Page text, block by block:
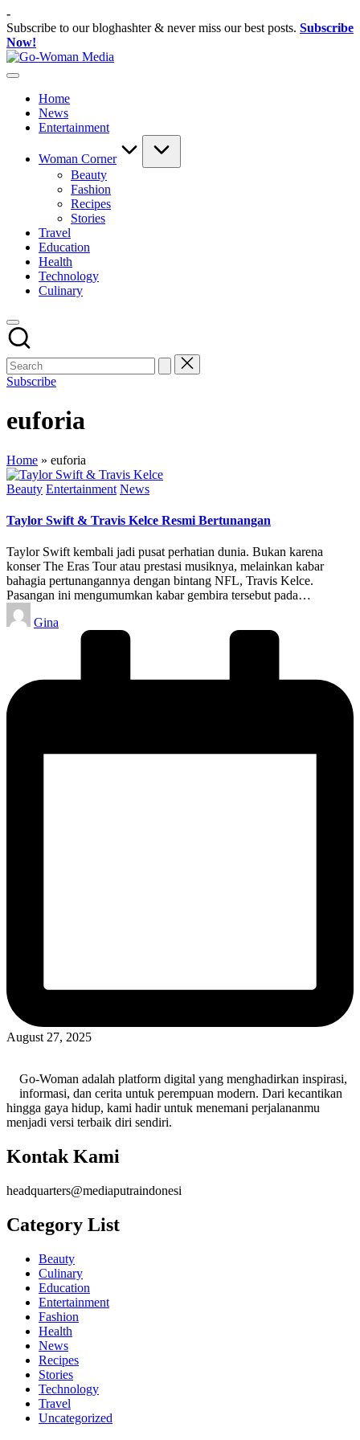
Skip
to
content
-
Subscribe to our bloghashter & never miss our best posts. Subscribe
Now!
Portal
Untuk
Wanita
Indonesia
Home
News
Entertainment
Woman Corner
Beauty
Fashion
Recipes
Stories
Travel
Education
Health
Technology
Culinary
Subscribe
euforia
Home » euforia
Posted
Beauty Entertainment News
Taylor Swift & Travis Kelce Resmi Bertunangan
Taylor Swift kembali jadi pusat perhatian dunia. Bukan karena
konser The Eras Tour atau prestasi musiknya, melainkan kabar
bahagia pertunangannya dengan bintang NFL, Travis Kelce.
Pasangan ini mengumumkan kabar gembira tersebut pada…
Posted
by
Gina
August 27, 2025
Go-Woman adalah platform digital yang menghadirkan inspirasi,
informasi, dan cerita untuk perempuan modern. Dari kecantikan
hingga gaya hidup, kami hadir untuk menemani perjalananmu
menjadi versi terbaik diri sendiri.
Kontak Kami
headquarters@mediaputraindonesi
Category List
Beauty
Culinary
Education
Entertainment
Fashion
Health
News
Recipes
Stories
Technology
Travel
Uncategorized